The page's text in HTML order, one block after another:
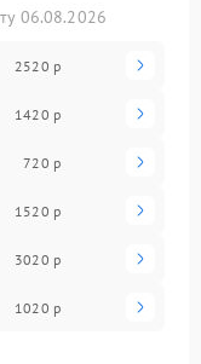
06.08.2026
2520 р
1420 р
720 р
1520 р
3020 р
1020 р